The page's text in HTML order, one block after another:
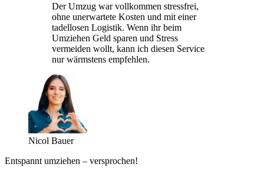
Der Umzug war vollkommen stressfrei,
ohne unerwartete Kosten und mit einer
tadellosen Logistik. Wenn ihr beim
Umziehen Geld sparen und Stress
vermeiden wollt, kann ich diesen Service
nur wärmstens empfehlen.
Nicol Bauer
Entspannt umziehen – versprochen!